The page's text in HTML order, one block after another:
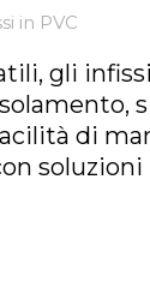
in PVC
gli
di